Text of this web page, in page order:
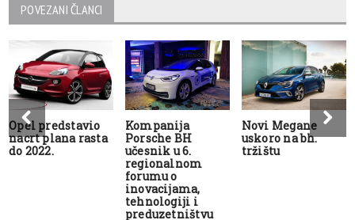
POVEZANI ČLANCI
Opel predstavio
nacrt plana rasta
do 2022.
Kompanija
Porsche BH
učesnik u 6.
regionalnom
forumu o
inovacijama,
tehnologiji i
preduzetništvu
Novi Megane
uskoro na bh.
tržištu